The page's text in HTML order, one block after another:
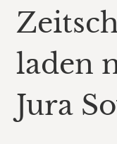
laden
Jura